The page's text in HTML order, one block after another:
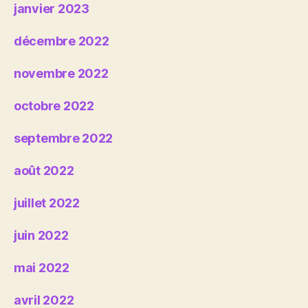
janvier 2023
décembre 2022
novembre 2022
octobre 2022
septembre 2022
août 2022
juillet 2022
juin 2022
mai 2022
avril 2022